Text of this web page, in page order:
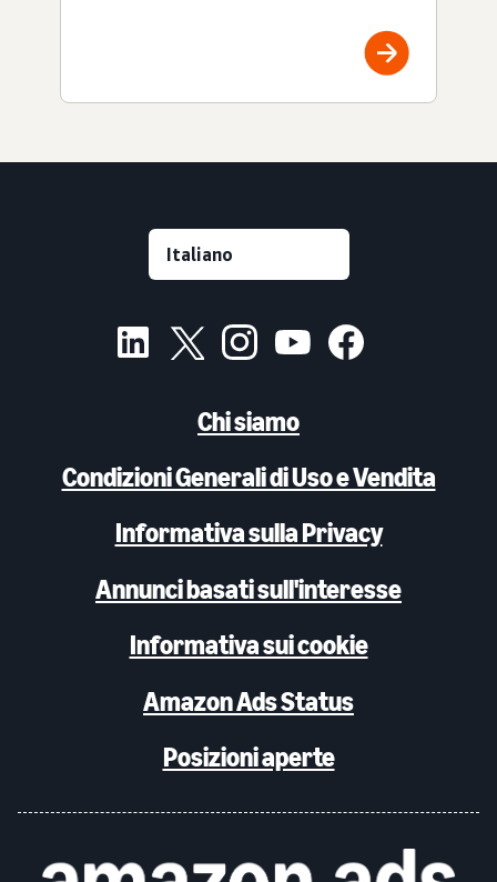
Chi siamo
Condizioni Generali di Uso e Vendita
Informativa sulla Privacy
Annunci basati sull'interesse
Informativa sui cookie
Amazon Ads Status
Posizioni aperte